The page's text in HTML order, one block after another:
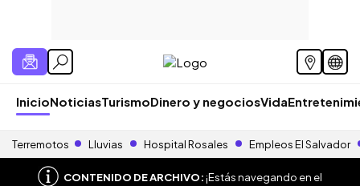
InicioNoticiasTurismoDinero y negociosVida
Terremotos Lluvias Hospital Rosales Empleos El Salvador
CONTENIDO DE ARCHIVO:¡Estás navegando en el